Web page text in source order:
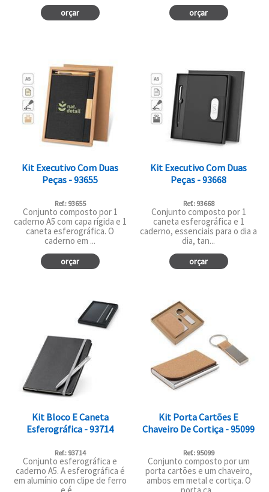
orçar orçar
Kit Executivo Com Duas
Peças - 93655
Ref.: 93655
Conjunto composto por 1
caderno A5 com capa rígida e 1
caneta esferográfica. O
caderno em ...
orçar
Kit Executivo Com Duas
Peças - 93668
Ref.: 93668
Conjunto composto por 1
caneta esferográfica e 1
caderno, essenciais para o dia a
dia, tan...
orçar
Kit Bloco E Caneta
Esferográfica - 93714
Ref.: 93714
Conjunto esferográfica e
caderno A5. A esferográfica é
em alumínio com clipe de ferro
e é ...
Kit Porta Cartões E
Chaveiro De Cortiça - 95099
Ref.: 95099
Conjunto composto por um
porta cartões e um chaveiro,
ambos em metal e cortiça. O
porta ca...